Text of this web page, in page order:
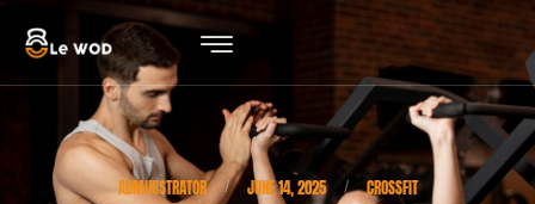
ADMINISTRATOR / JUNE 14, 2025 / CROSSFIT